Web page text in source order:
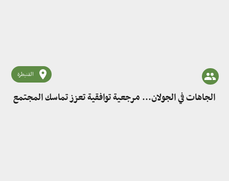
القنيطرة
الجاهات في الجولان... مرجعية توافقية تعزز تماسك المجتمع